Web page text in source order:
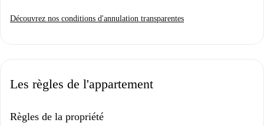
Découvrez nos conditions d'annulation transparentes
Les règles de l'appartement
Règles de la propriété